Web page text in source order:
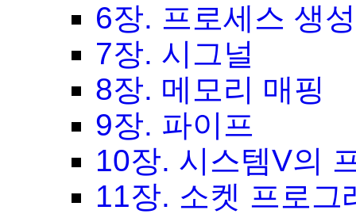
6장. 프로세스 생
7장. 시그널
8장. 메모리 매핑
9장. 파이프
10장. 시스템V의
11장. 소켓 프로그